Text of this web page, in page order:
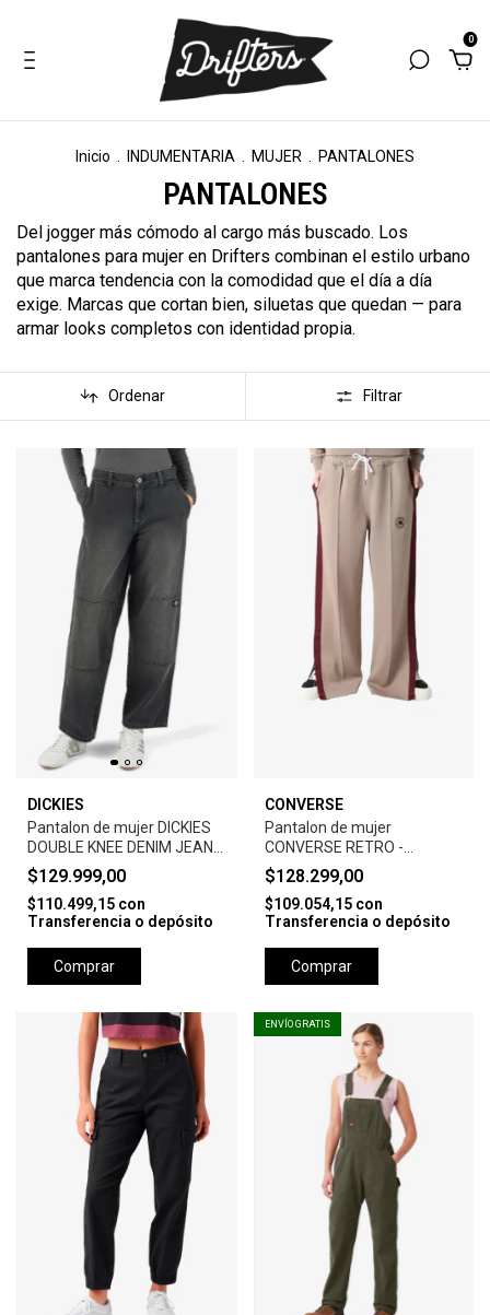
0
Inicio INDUMENTARIA MUJER PANTALONES
PANTALONES
Del jogger más cómodo al cargo más buscado. Los
pantalones para mujer en Drifters combinan el estilo urbano
que marca tendencia con la comodidad que el día a día
exige. Marcas que cortan bien, siluetas que quedan — para
armar looks completos con identidad propia.
Ordenar Filtrar
DICKIES
Pantalon de mujer DICKIES
DOUBLE KNEE DENIM JEAN-
BLACK WASH
$129.999,00
$110.499,15 con
Transferencia o depósito
Comprar
CONVERSE
Pantalon de mujer
CONVERSE RETRO -
NATURAL
$128.299,00
$109.054,15 con
Transferencia o depósito
Comprar
ENVÍO GRATIS